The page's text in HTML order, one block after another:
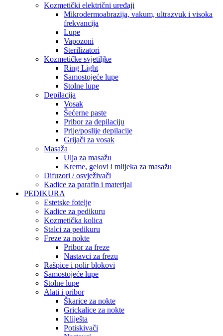
Kozmetički električni uređaji
Mikrodermoabrazija, vakum, ultrazvuk i visoka
frekvancija
Lupe
Vapozoni
Sterilizatori
Kozmetičke svjetiljke
Ring Light
Samostojeće lupe
Stolne lupe
Depilacija
Vosak
Šećerne paste
Pribor za depilaciju
Prije/poslije depilacije
Grijači za vosak
Masaža
Ulja za masažu
Kreme, gelovi i mlijeka za masažu
Difuzori / osvježivači
Kadice za parafin i materijal
PEDIKURA
Estetske fotelje
Kadice za pedikuru
Kozmetička kolica
Stalci za pedikuru
Freze za nokte
Pribor za freze
Nastavci za frezu
Rašpice i polir blokovi
Samostojeće lupe
Stolne lupe
Alati i pribor
Škarice za nokte
Grickalice za nokte
Kliješta
Potiskivači